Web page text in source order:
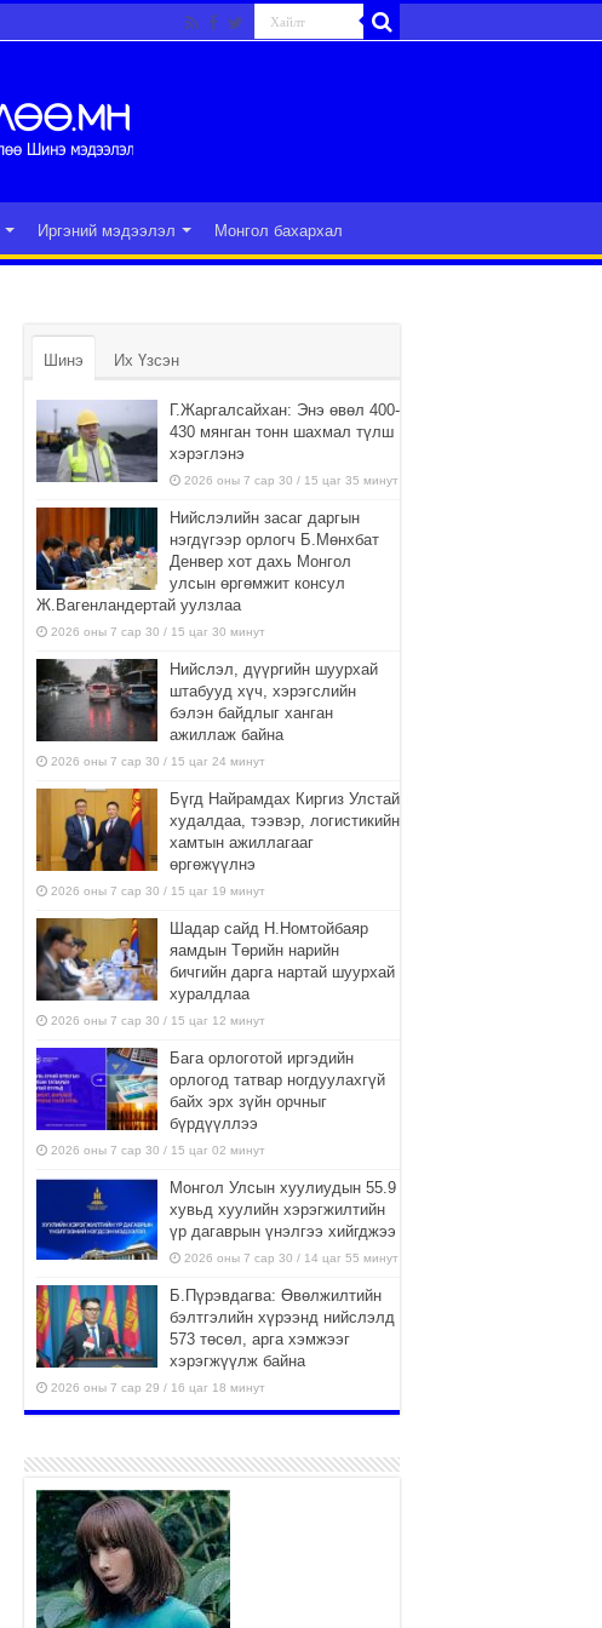
Иргэний мэдээлэл Монгол бахархал
Шинэ Их Үзсэн
Г.Жаргалсайхан: Энэ өвөл 400-
430 мянган тонн шахмал түлш
хэрэглэнэ
2026 оны 7 сар 30 / 15 цаг 35 минут
Нийслэлийн засаг даргын
нэгдүгээр орлогч Б.Мөнхбат
Денвер хот дахь Монгол
улсын өргөмжит консул
Ж.Вагенландертай уулзлаа
2026 оны 7 сар 30 / 15 цаг 30 минут
Нийслэл, дүүргийн шуурхай
штабууд хүч, хэрэгслийн
бэлэн байдлыг ханган
ажиллаж байна
2026 оны 7 сар 30 / 15 цаг 24 минут
Бүгд Найрамдах Киргиз Улстай
худалдаа, тээвэр, логистикийн
хамтын ажиллагааг
өргөжүүлнэ
2026 оны 7 сар 30 / 15 цаг 19 минут
Шадар сайд Н.Номтойбаяр
яамдын Төрийн нарийн
бичгийн дарга нартай шуурхай
хуралдлаа
2026 оны 7 сар 30 / 15 цаг 12 минут
Бага орлоготой иргэдийн
орлогод татвар ногдуулахгүй
байх эрх зүйн орчныг
бүрдүүллээ
2026 оны 7 сар 30 / 15 цаг 02 минут
Монгол Улсын хуулиудын 55.9
хувьд хуулийн хэрэгжилтийн
үр дагаврын үнэлгээ хийгджээ
2026 оны 7 сар 30 / 14 цаг 55 минут
Б.Пүрэвдагва: Өвөлжилтийн
бэлтгэлийн хүрээнд нийслэлд
573 төсөл, арга хэмжээг
хэрэгжүүлж байна
2026 оны 7 сар 29 / 16 цаг 18 минут
зардлыг шийдвэрлэж өгөхөөр
болов
2026 оны 7 сар 29 / 14 цаг 36 минут
435 борлуулалтын цэгээр
280,000 тонн хагас коксон
түлшийг айл, өрхүүдэд
борлуулна